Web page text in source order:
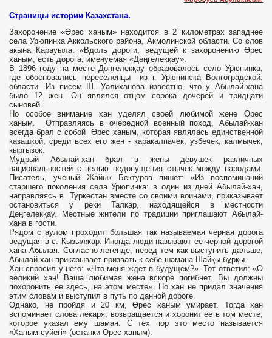
Страницы истории Казахстана.
Захоронение «Өрес ханым» находится в 2 километрах западнее
села Урюпинка Аккольского района, Акмолинской области. Со слов
акына Карауыла: «Вдоль дороги, ведущей к захоронению Өрес
ханым, есть дорога, именуемая «Дөңгелекқау».
В 1896 году на месте Дөңгелекқау образовалось село Урюпинка,
где обосновались переселенцы из г. Урюпинска Волгоградской.
области. Из писем Ш. Уалиханова известно, что у Абылай-хана
было 12 жен. Он являлся отцом сорока дочерей и тридцати
сыновей.
Но особое внимание хан уделял своей любимой жене Өрес
ханым. Отправляясь в очередной военный поход, Абылай-хан
всегда брал с собой Өрес ханым, которая являлась единственной
казашкой, среди всех его жен - каракалпачек, узбечек, калмычек,
кыргызок.
Мудрый Абылай-хан брал в жены девушек различных
национальностей с целью недопущения стычек между народами.
Писатель, ученый Жайык Бектуров пишет: «Из воспоминаний
старшего поколения села Урюпинка: в один из дней Абылай-хан,
направляясь в Туркестан вместе со своими воинами, приказывает
остановиться у реки Талкар, находящейся в местности
Дөңгелекқау. Местные жители по традиции приглашают Абылай-
хана в гости.
Рядом с аулом проходит большая так называемая черная дорога
ведущая в с. Кызылжар. Иногда люди называют ее черной дорогой
хана Абылая. Согласно легенде, перед тем как выступить дальше,
Абылай-хан приказывает призвать к себе шамана Шайқы-бұрқы.
Хан спросил у него: «Что меня ждет в будущем?». Тот ответил: «О
великий хан! Ваша любимая жена вскоре погибнет. Вы должны
похоронить ее здесь, на этом месте». Но хан не придал значения
этим словам и выступил в путь по данной дороге.
Однако, не пройдя и 20 км, Өрес ханым умирает. Тогда хан
вспоминает слова лекаря, возвращается и хоронит ее в том месте,
которое указал ему шаман. С тех пор это место называется
«Ханым сүйегі» (останки Орес ханым).